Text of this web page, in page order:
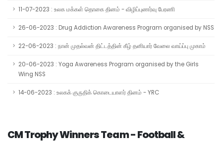
11-07-2023 : உலக மக்கள் தொகை தினம் - விழிப்புணர்வு பேரணி
26-06-2023 : Drug Addiction Awareness Program organised by NSS
22-06-2023 : நான் முதல்வன் திட்டத்தின் கீழ் தனியார் வேலை வாய்ப்பு முகாம்
20-06-2023 : Yoga Awareness Program organised by the Girls
Wing NSS
14-06-2023 : உலகக் குருதிக் கொடையாளர் தினம் - YRC
CM Trophy Winners Team - Football &